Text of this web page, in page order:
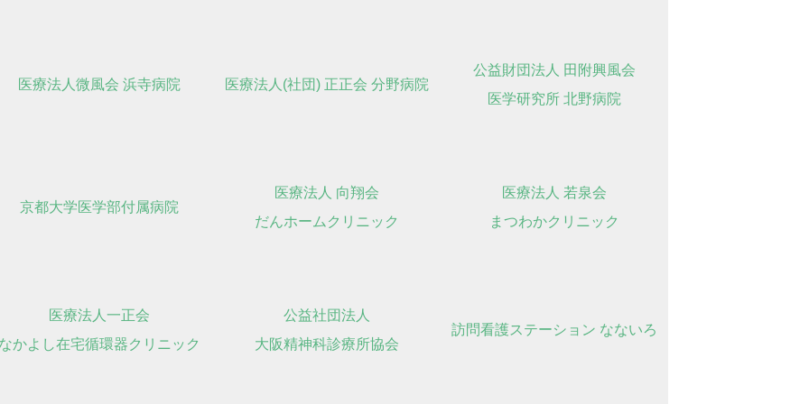
医療法人微風会 浜寺病院 医療法人(社団) 正正会 分野病院
公益財団法人 田附興風会
医学研究所 北野病院
京都大学医学部付属病院
医療法人 向翔会
だんホームクリニック
医療法人 若泉会
まつわかクリニック
医療法人一正会
かよし在宅循環器クリニック
公益社団法人
大阪精神科診療所協会
訪問看護ステーション なないろ